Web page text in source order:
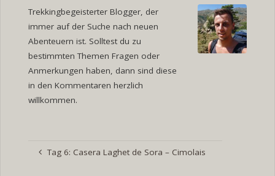
Trekkingbegeisterter Blogger, der
immer auf der Suche nach neuen
Abenteuern ist. Solltest du zu
bestimmten Themen Fragen oder
Anmerkungen haben, dann sind diese
in den Kommentaren herzlich
willkommen.
Tag 6: Casera Laghet de Sora – Cimolais